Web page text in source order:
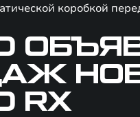
коробкой
RX